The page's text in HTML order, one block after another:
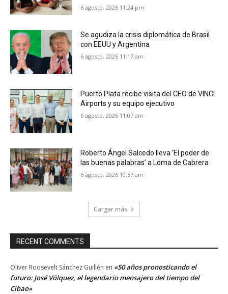
6 agosto, 2026 11:24 pm
Se agudiza la crisis diplomática de Brasil
con EEUU y Argentina
6 agosto, 2026 11:17 am
Puerto Plata recibe visita del CEO de VINCI
Airports y su equipo ejecutivo
6 agosto, 2026 11:07 am
Roberto Ángel Salcedo lleva ‘El poder de
las buenas palabras’ a Loma de Cabrera
6 agosto, 2026 10:57 am
Cargar más
RECENT COMMENTS
Oliver Roosevelt Sánchez Guillén en «50 años pronosticando el
futuro: José Vólquez, el legendario mensajero del tiempo del
Cibao»